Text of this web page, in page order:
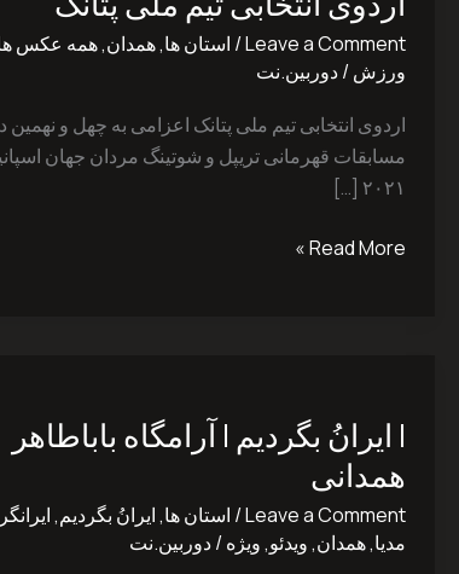
Leave a Comment
/ استان ها,همدان,همه عکس
ورزش/دوربین.نت
اردوی انتخابی تیم ملی پتانک اعزامی به چهل و نهمین
مسابقات قهرمانی تریپل و شوتینگ مردان جهان
۲۰۲۱ […]
ملی
پتانک
Read More »
| ایرانُ بگردیم | آرامگاه باباطاهر
همدانی
Leave a Comment
/ استان ها,ایرانُ بگردیم,
مدیا,همدان,ویدئو,ویژه/دوربین.نت
بگردیم
آرامگاه
باباطاهر
همدانی